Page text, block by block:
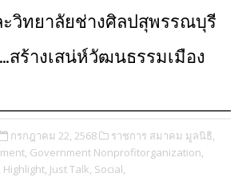
วิทยาลัยช่างศิลปสุพรรณบุรี
สร้างเสน่ห์วัฒนธรรมเมือง
กรกฎาคม 22, 2568
ราชการ สมาคม มูลนิธิ,
Government Nonprofitorganization,
Highlight, Just Talk, Social,